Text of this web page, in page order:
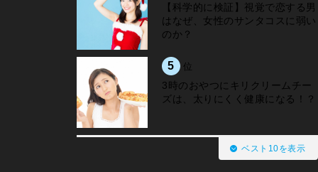
【科学的に検証】視覚で恋する男
はなぜ、女性のサンタコスに弱い
のか？
5 位
3時のおやつにキリクリームチー
ズは、太りにくく健康になる！？
ベスト10を表示